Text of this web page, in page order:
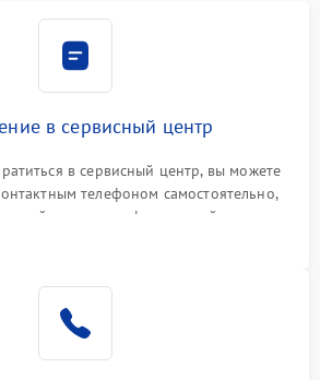
в сервисный центр
в сервисный центр, вы можете
телефоном самостоятельно,
свой номер телефона на сайте